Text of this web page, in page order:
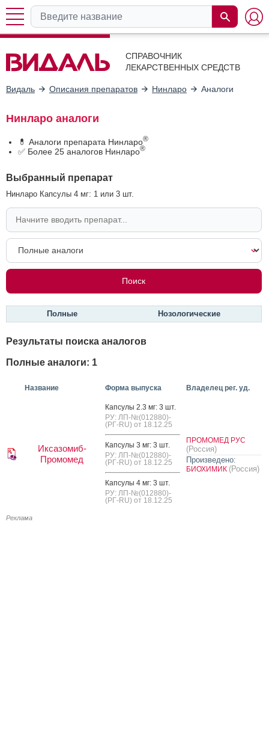
СПРАВОЧНИК
ЛЕКАРСТВЕННЫХ СРЕДСТВ
Видаль Описания препаратов Нинларо Аналоги
Нинларо аналоги
💊 Аналоги препарата Нинларо®
✅ Более 25 аналогов Нинларо®
Выбранный препарат
Нинларо Капсулы 4 мг: 1 или 3 шт.
Полные Нозологические
Результаты поиска аналогов
Полные аналоги: 1
Название Форма выпуска Владелец рег. уд.
Иксазомиб-
Промомед
Кап­су­лы 2.3 мг: 3 шт.
РУ: ЛП-№(012880)-
(РГ-RU) от 18.12.25
Кап­су­лы 3 мг: 3 шт.
РУ: ЛП-№(012880)-
(РГ-RU) от 18.12.25
Кап­су­лы 4 мг: 3 шт.
РУ: ЛП-№(012880)-
(РГ-RU) от 18.12.25
ПРОМОМЕД РУС
(Россия)
Произведено:
БИОХИМИК (Россия)
Реклама